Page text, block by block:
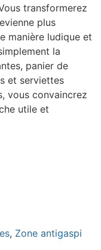
transformerez
plus
manière ludique et
la
panier de
et serviettes
vous convaincrez
utile et
, Zone antigaspi